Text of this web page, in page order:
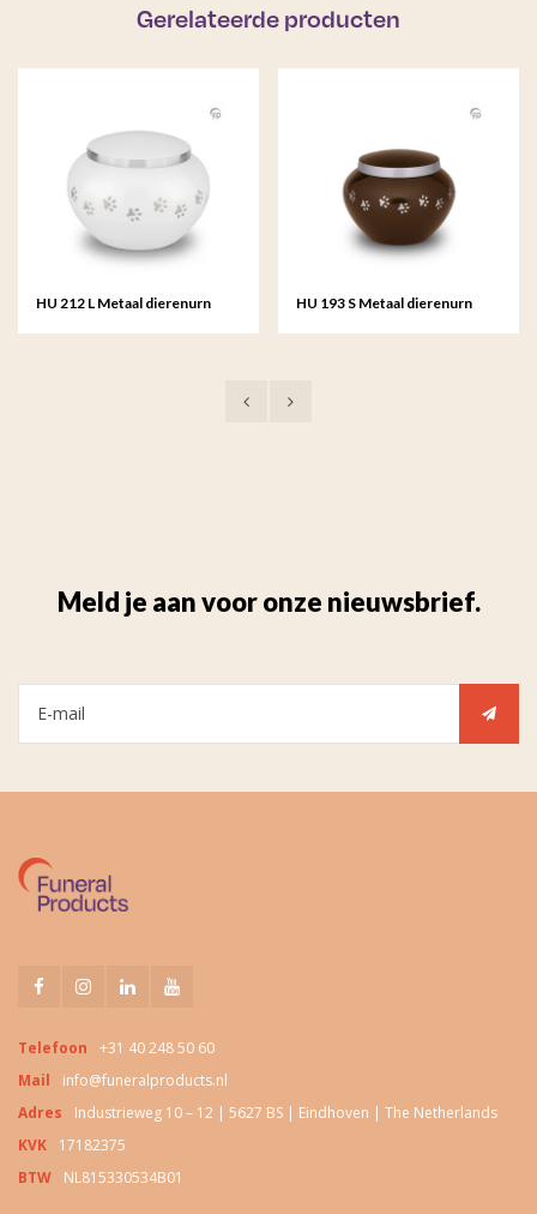
Gerelateerde producten
HU 212 L Metaal dierenurn
HU 193 S Metaal dierenurn
Meld je aan voor onze nieuwsbrief.
Telefoon
+31 40 248 50 60
Mail
info@funeralproducts.nl
Adres
Industrieweg 10 – 12 | 5627 BS | Eindhoven | The Netherlands
KVK
17182375
BTW
NL815330534B01